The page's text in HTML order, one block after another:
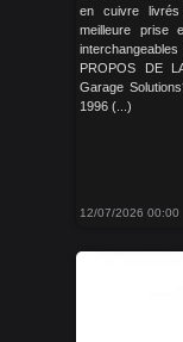
en cuivre
meilleure prise
PROPOS DE
Garage
1996 (...)
12/07/2026 00:00